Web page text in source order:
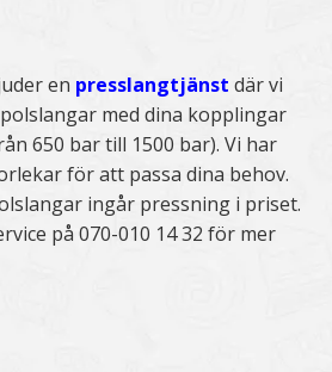
en presslangtjänst där vi
med dina kopplingar
650 bar till 1500 bar). Vi har
för att passa dina behov.
ingår pressning i priset.
på 070-010 14 32 för mer